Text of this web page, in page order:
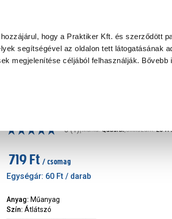
hogy a Praktiker Kft. és szerződött
segítségével az oldalon tett látogatásának
megjelenítése céljából felhasználják. Bővebb
Szakiajánló Ügyintézés és Információ
5 (1)|Márka: Quadrat|Cikkszám:
719 Ft / csomag
Egységár: 60 Ft / darab
Anyag: Műanyag
Szín: Átlátszó